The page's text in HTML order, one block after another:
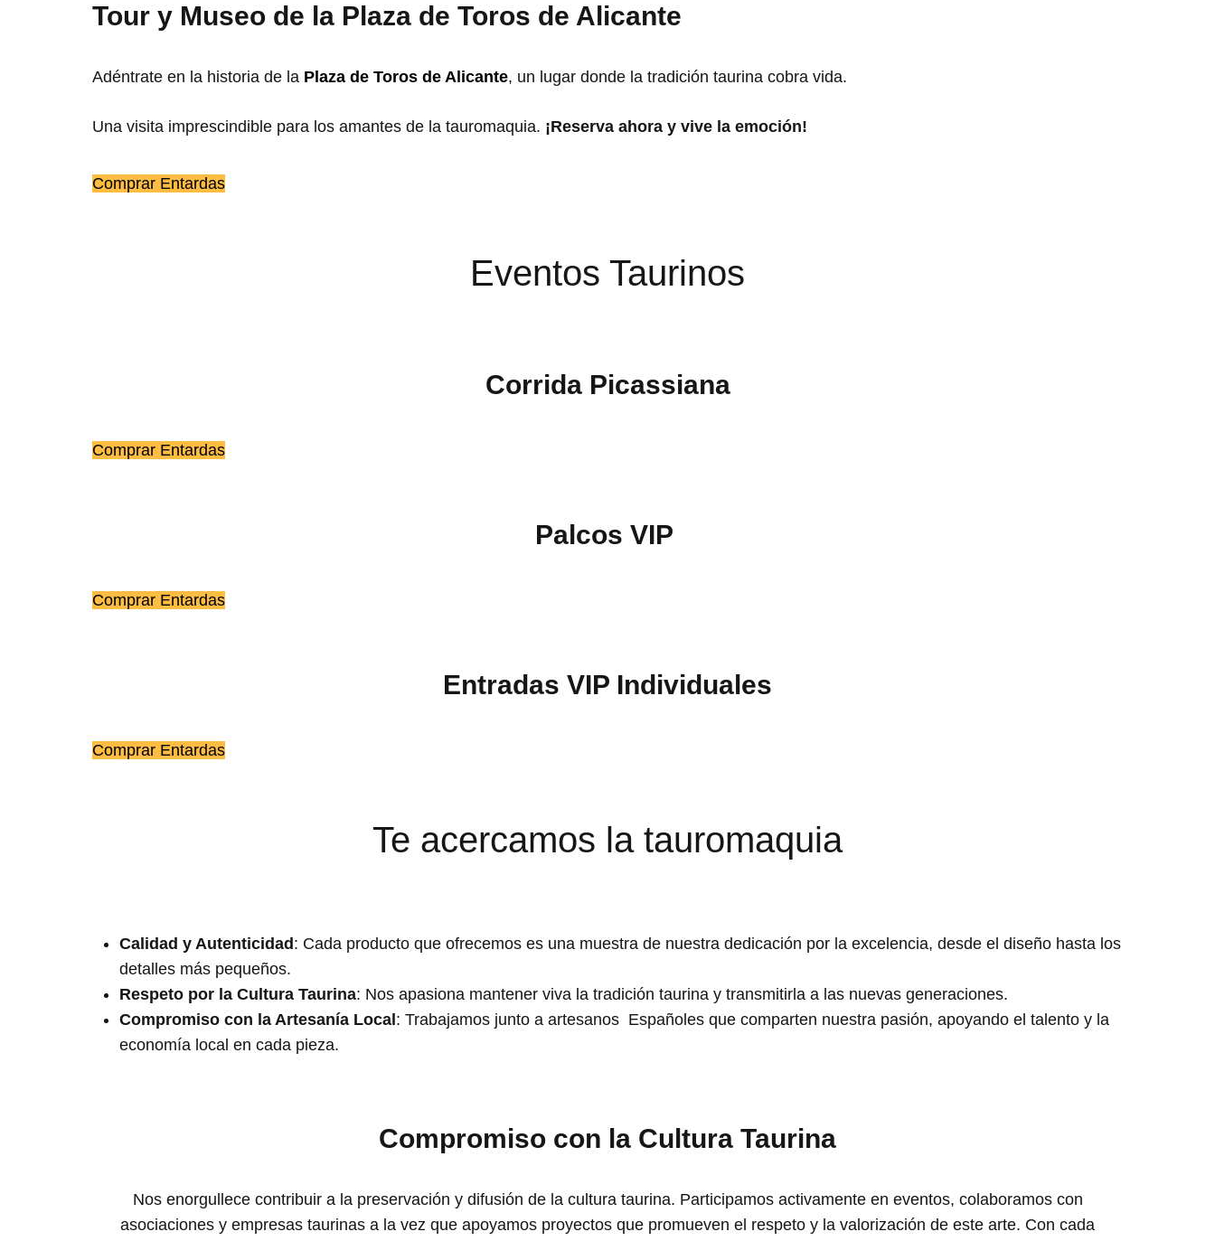
Tour y Museo de la Plaza de Toros de Alicante
Adéntrate en la historia de la Plaza de Toros de Alicante, un lugar donde la tradición taurina cobra vida.
Una visita imprescindible para los amantes de la tauromaquia. ¡Reserva ahora y vive la emoción!
Comprar Entardas
Eventos Taurinos
Corrida Picassiana
Comprar Entardas
Palcos VIP
Comprar Entardas
Entradas VIP Individuales
Comprar Entardas
Te acercamos la tauromaquia
Calidad y Autenticidad : Cada producto que ofrecemos es una muestra de nuestra dedicación por la excelencia, desde el diseño hasta los
detalles más pequeños.
Respeto por la Cultura Taurina: Nos apasiona mantener viva la tradición taurina y transmitirla a las nuevas generaciones.
Compromiso con la Artesanía Local : Trabajamos junto a artesanos Españoles que comparten nuestra pasión, apoyando el talento y la
economía local en cada pieza.
Compromiso con la Cultura Taurina
Nos enorgullece contribuir a la preservación y difusión de la cultura taurina. Participamos activamente en eventos, colaboramos con
asociaciones y empresas taurinas a la vez que apoyamos proyectos que promueven el respeto y la valorización de este arte. Con cada